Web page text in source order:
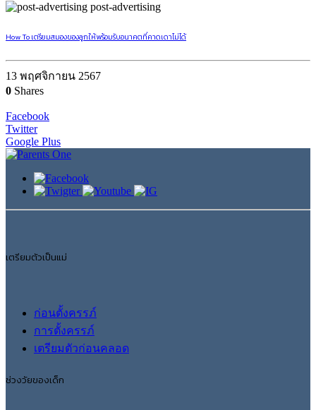
post-advertising
How To เตรียมสมองของลูกให้พร้อมรับอนาคตที่คาดเดาไม่ได้
13 พฤศจิกายน 2567
0 Shares
Facebook
Twitter
Google Plus
เตรียมตัวเป็นแม่
ก่อนตั้งครรภ์
การตั้งครรภ์
เตรียมตัวก่อนคลอด
ช่วงวัยของเด็ก